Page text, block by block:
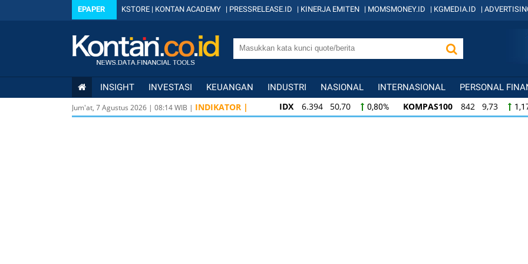
EPAPER KSTORE | KONTAN ACADEMY | PRESSRELEASE.ID | KINERJA EMITEN | MOMSMONEY.ID | KGMEDIA.ID |
INSIGHT INVESTASI KEUANGAN INDUSTRI NASIONAL INTERNASIONAL PERSONAL
Jum'at, 7 Agustus 2026 | 08:14WIB | INDIKATOR | IDX 6.394 50,70 0,80% KOMPAS100 842 9,73
KOMPAS100
842 9,73 1,17% LQ45 639 7,79 1,23%